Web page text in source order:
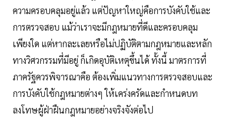
ความครอบคลุมอยู่แล้ว แต่ปัญหาใหญ่คือการบังคับใช้และ
การตรวจสอบ แม้ว่าเราจะมีกฎหมายที่ดีและครอบคลุม
เพียงใด แต่หากละเลยหรือไม่ปฏิบัติตามกฎหมายและหลัก
ทางวิศวกรรมที่มีอยู่ ก็เกิดอุบัติเหตุขึ้นได้ ทั้งนี้ มาตรการที่
ภาครัฐควรพิจารณาคือ ต้องเพิ่มแนวทางการตรวจสอบและ
การบังคับใช้กฎหมายต่างๆ ให้เคร่งครัดและกำหนดบท
ลงโทษผู้ฝ่าฝืนกฎหมายอย่างจริงจังต่อไป